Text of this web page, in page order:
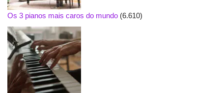
Os 3 pianos mais caros do mundo (6.610)